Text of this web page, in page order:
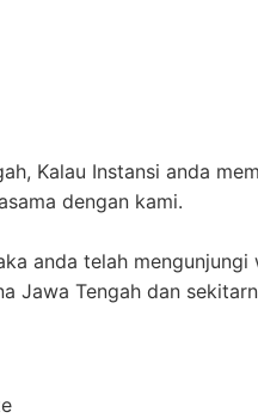
Kalau Instansi anda
dengan kami.
anda telah
Jawa Tengah dan